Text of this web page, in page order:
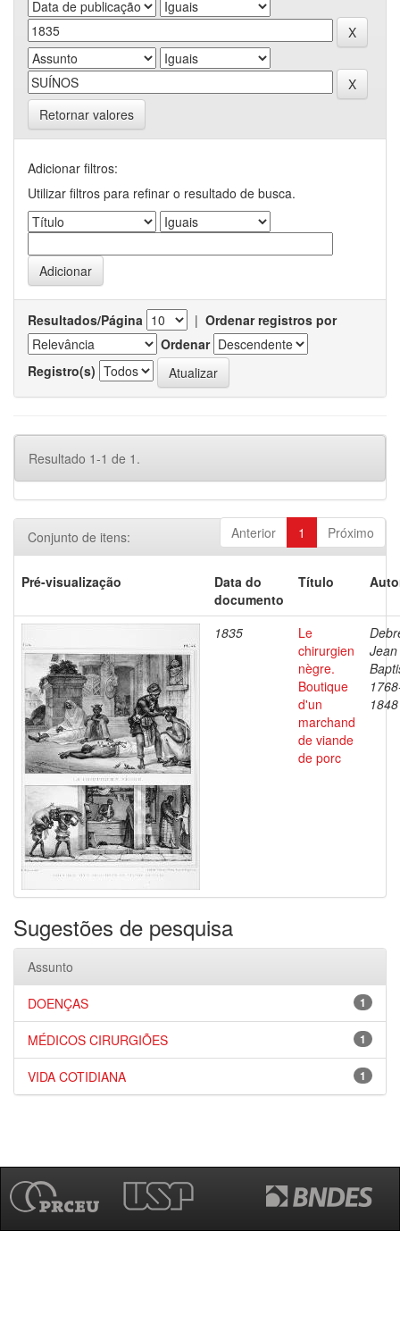
Retornar valores
Adicionar filtros:
Utilizar filtros para refinar o resultado de busca.
Resultados/Página | Ordenar registros por
Ordenar
Registro(s)
Resultado 1-1 de 1.
Anterior 1 Próximo
Conjunto de itens:
Pré-visualização
Data do
documento
Título
1835
Le
chirurgien
nègre.
Boutique
d'un
marchand
de viande
de porc
Jean
1848
Sugestões de pesquisa
Assunto
1
DOENÇAS
1
MÉDICOS CIRURGIÕES
1
VIDA COTIDIANA